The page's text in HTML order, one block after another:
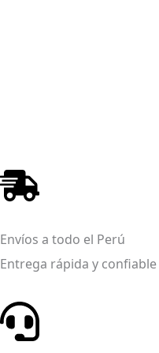
Envíos a todo el Perú
Entrega rápida y